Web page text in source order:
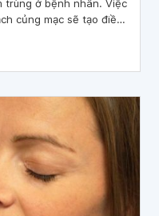
trùng ở bệnh nhân. Việc
củng mạc sẽ tạo điều
ra cho mắt khi thực